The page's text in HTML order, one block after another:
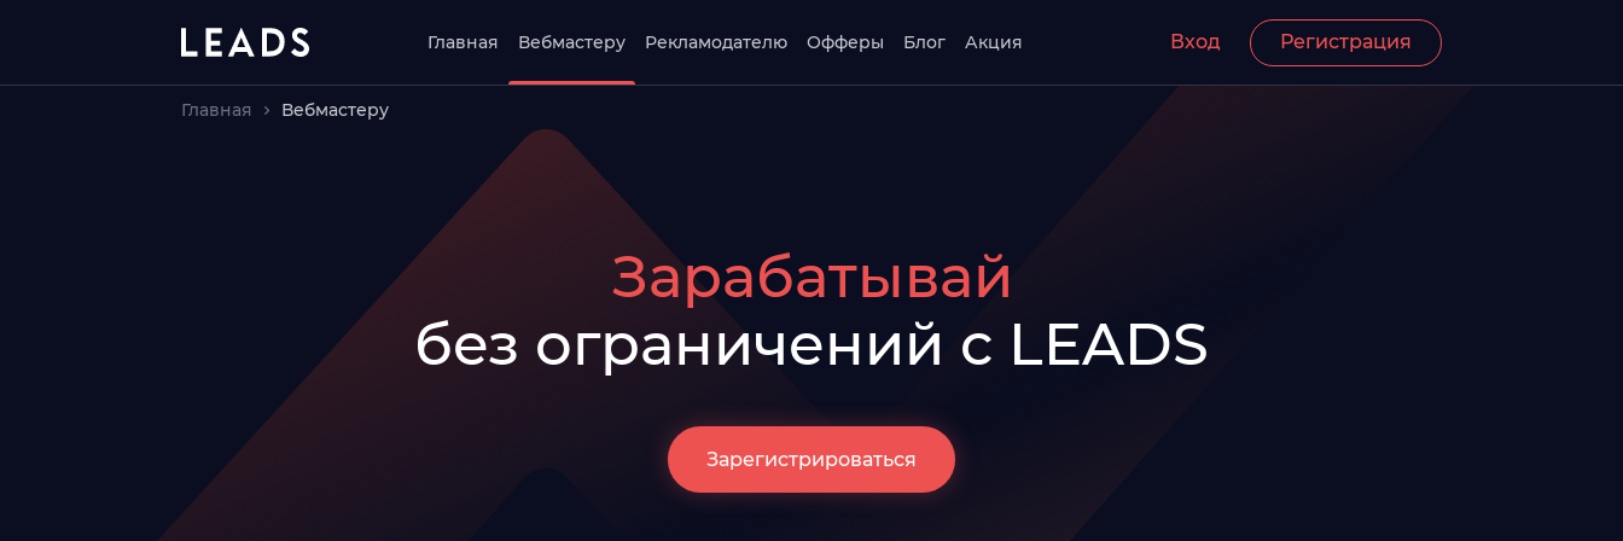
Регистрация
Вход
Главная Вебмастеру Рекламодателю Офферы Блог Акция
Главная Вебмастеру
Зарабатывай
без ограничений с LEADS
Зарегистрироваться